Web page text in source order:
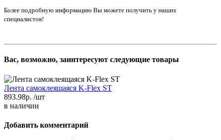
Более подробную информацию Вы можете получить у наших
специалистов!
Вас, возможно, заинтересуют следующие товары
Лента самоклеящаяся K-Flex ST
893.98р. /шт
в наличии
Добавить комментарий